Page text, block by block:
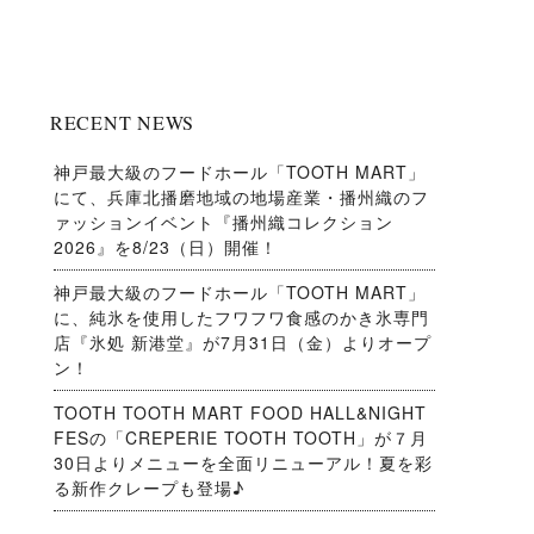
RECENT NEWS
神戸最大級のフードホール「TOOTH MART」
にて、兵庫北播磨地域の地場産業・播州織のフ
ァッションイベント『播州織コレクション
2026』を8/23（日）開催！
神戸最大級のフードホール「TOOTH MART」
に、純氷を使用したフワフワ食感のかき氷専門
店『氷処 新港堂』が7月31日（金）よりオープ
ン！
TOOTH TOOTH MART FOOD HALL&NIGHT
FESの「CREPERIE TOOTH TOOTH」が７月
30日よりメニューを全面リニューアル！夏を彩
る新作クレープも登場♪